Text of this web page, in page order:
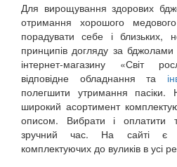
Для вирощування здорових
отримання хорошого
порадувати себе і близьких,
принципів догляду за
інтернет-магазину «Світ
відповідне обладнання та
полегшити утримання пасіки.
широкий асортимент
описом. Вибрати і
зручний час. На сайті є
комплектуючих до вуликів в усі